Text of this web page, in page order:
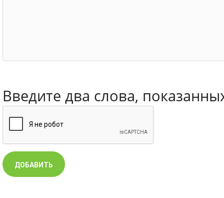
Введите два слова,